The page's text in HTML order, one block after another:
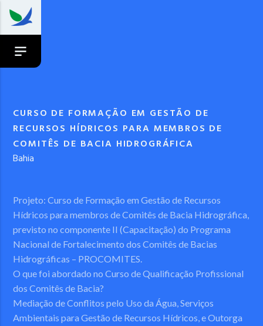
CURSO DE FORMAÇÃO EM GESTÃO DE
RECURSOS HÍDRICOS PARA MEMBROS DE
COMITÊS DE BACIA HIDROGRÁFICA
Bahia
Projeto: Curso de Formação em Gestão de Recursos
Hídricos para membros de Comitês de Bacia Hidrográfica,
previsto no componente II (Capacitação) do Programa
Nacional de Fortalecimento dos Comitês de Bacias
Hidrográficas – PROCOMITES.
O que foi abordado no Curso de Qualificação Profissional
dos Comitês de Bacia?
Mediação de Conflitos pelo Uso da Água, Serviços
Ambientais para Gestão de Recursos Hídricos, e Outorga